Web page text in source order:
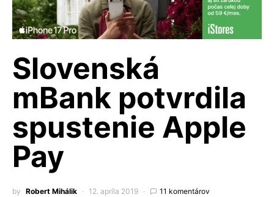
Slovenská
mBank potvrdila
spustenie Apple
Pay
by Robert Mihálik 12. apríla 2019 11 komentárov